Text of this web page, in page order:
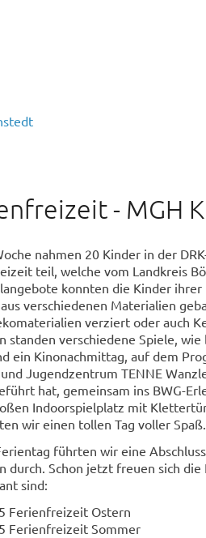
- MGH
nahmen 20 Kinder in der
teil, welche vom Landkreis
konnten die Kinder
verschiedenen Materialien
verziert oder auch
verschiedene Spiele, wie
ein Kinonachmittag, auf dem
Jugendzentrum TENNE
hat, gemeinsam ins BWG-
Indoorspielplatz mit
wir einen tollen Tag voller Spaß.
führten wir eine
durch. Schon jetzt freuen sich
sind:
Ferienfreizeit Ostern
Ferienfreizeit Sommer